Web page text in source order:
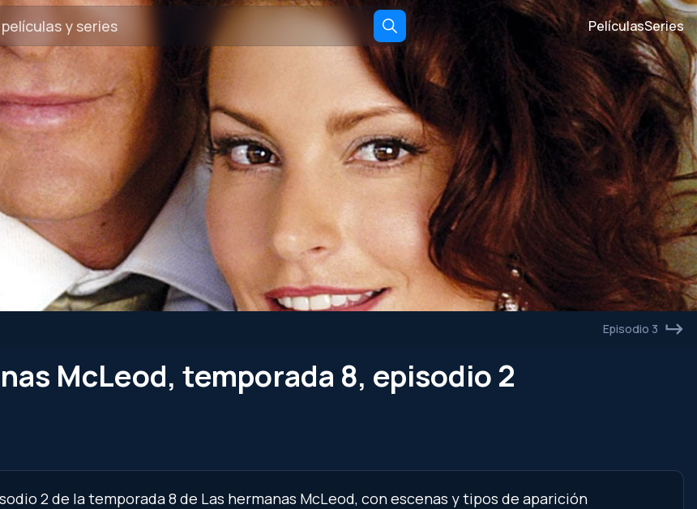
PelículasSeries
Episodio 3
McLeod, temporada 8, episodio 2
2 de la temporada 8 de Las hermanas McLeod, con escenas y tipos de aparición